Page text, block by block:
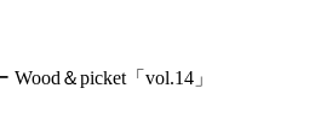
＆picket「vol.14」